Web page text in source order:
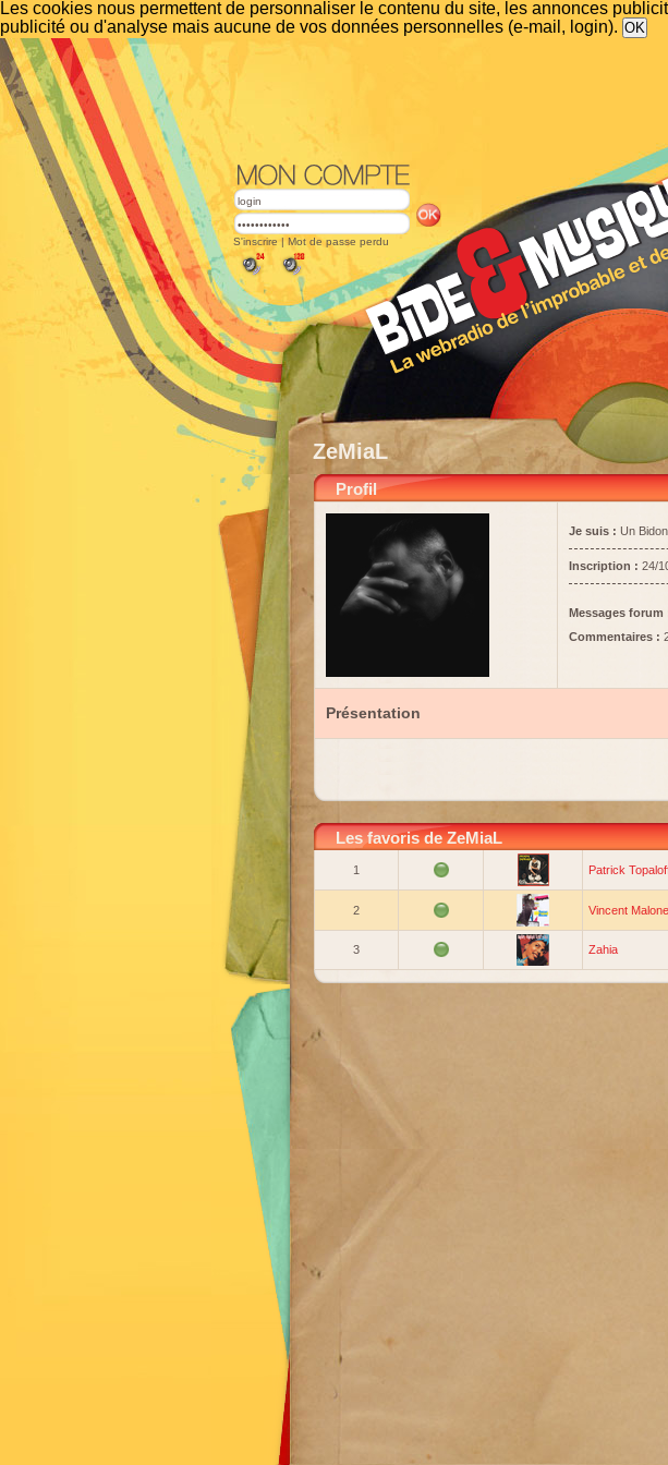
Les cookies nous permettent de personnaliser le contenu du site, les annonces
publicité ou d'analyse mais aucune de vos données personnelles (e-mail, login).
S'inscrire | Mot de passe perdu
ZeMiaL
Profil
Je suis : Un
Inscription : 24/
Messages forum
Commentaires :
Présentation
Les favoris de ZeMiaL
1 Patrick
2 Vincent Malone
3 Zahia